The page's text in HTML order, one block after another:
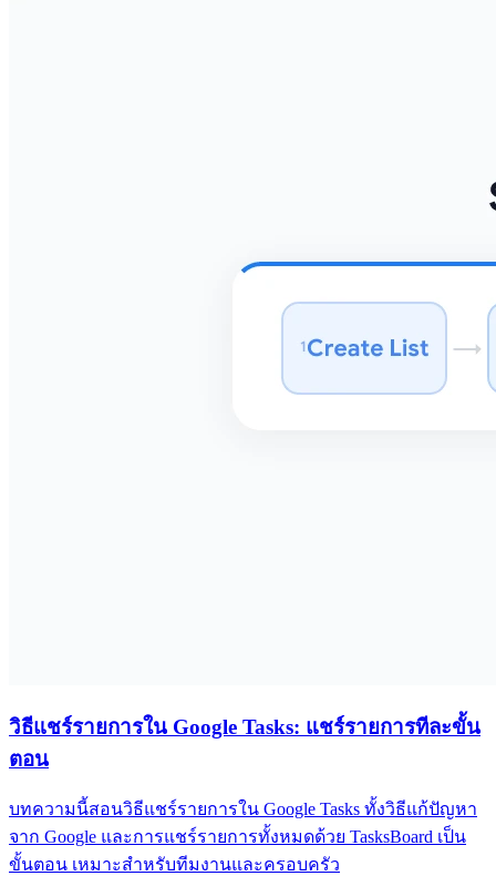
วิธีแชร์รายการใน Google Tasks: แชร์รายการทีละขั้น
ตอน
บทความนี้สอนวิธีแชร์รายการใน Google Tasks ทั้งวิธีแก้ปัญหา
จาก Google และการแชร์รายการทั้งหมดด้วย TasksBoard เป็น
ขั้นตอน เหมาะสำหรับทีมงานและครอบครัว